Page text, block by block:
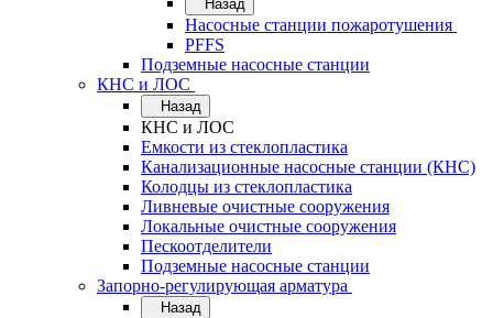
Назад
Насосные станции пожаротушения
PFFS
Подземные насосные станции
КНС и ЛОС
Назад
КНС и ЛОС
Емкости из стеклопластика
Канализационные насосные станции (КНС)
Колодцы из стеклопластика
Ливневые очистные сооружения
Локальные очистные сооружения
Пескоотделители
Подземные насосные станции
Запорно-регулирующая арматура
Назад